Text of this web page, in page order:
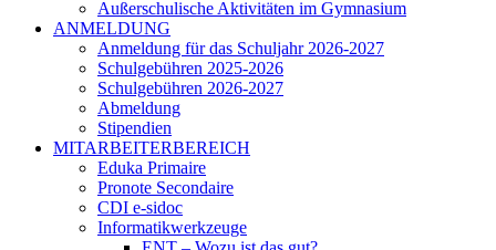
Außerschulische Aktivitäten im Gymnasium
ANMELDUNG
Anmeldung für das Schuljahr 2026-2027
Schulgebühren 2025-2026
Schulgebühren 2026-2027
Abmeldung
Stipendien
MITARBEITERBEREICH
Eduka Primaire
Pronote Secondaire
CDI e-sidoc
Informatikwerkzeuge